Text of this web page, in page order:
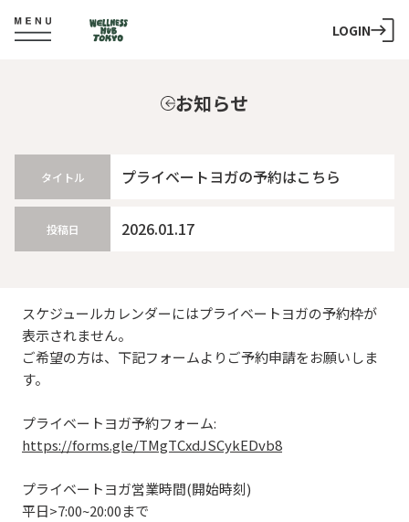
LOGIN
お知らせ
タイトル プライベートヨガの予約はこちら
投稿日 2026.01.17
スケジュールカレンダーにはプライベートヨガの予約枠が
表示されません。
ご希望の方は、下記フォームよりご予約申請をお願いしま
す。
プライベートヨガ予約フォーム:
https://forms.gle/TMgTCxdJSCykEDvb8
プライベートヨガ営業時間(開始時刻)
平日>7:00~20:00まで